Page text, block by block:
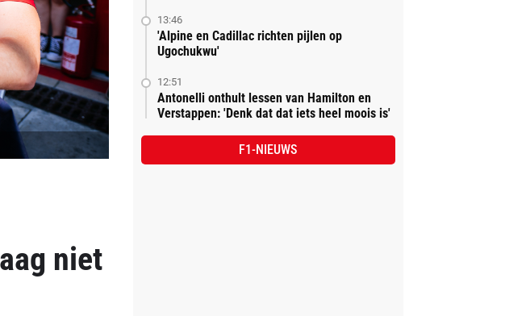
niet
13:46
'Alpine en Cadillac richten pijlen op
Ugochukwu'
12:51
Antonelli onthult lessen van Hamilton en
Verstappen: 'Denk dat dat iets heel moois is'
F1-NIEUWS